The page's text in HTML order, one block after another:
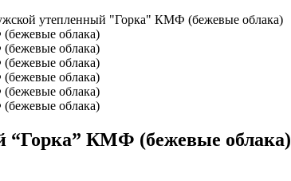
утепленный "Горка" КМФ (бежевые облака)
“Горка” КМФ (бежевые облака)